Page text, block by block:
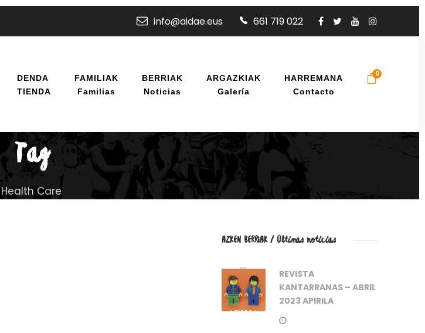
info@aidae.eus 661 719 022
DENDA
TIENDA
FAMILIAK
Familias
BERRIAK
Noticias
ARGAZKIAK
Galería
HARREMANA
Contacto
0
Tag
Health Care
AZKEN BERRIAK / Últimas noticias
REVISTA
KANTARRANAS – ABRIL
2023 APIRILA